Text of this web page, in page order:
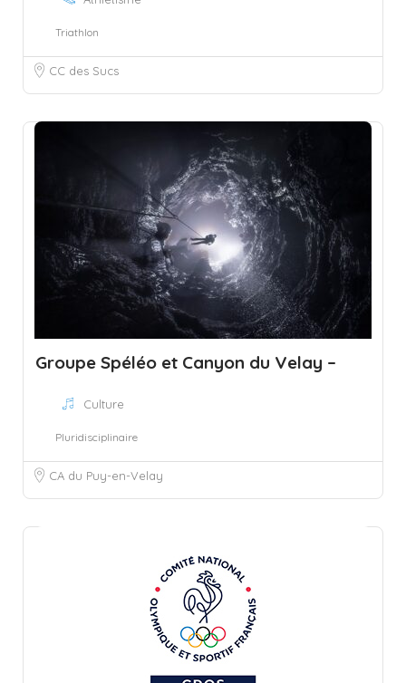
Triathlon
CC des Sucs
Groupe Spéléo et Canyon du Velay –
Culture
Pluridisciplinaire
CA du Puy-en-Velay